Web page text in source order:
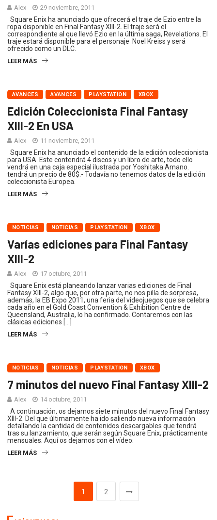
Alex 29 noviembre, 2011
Square Enix ha anunciado que ofrecerá el traje de Ezio entre la
ropa disponible en Final Fantasy XIII-2. El traje será el
correspondiente al que llevó Ezio en la última saga, Revelations. El
traje estará disponible para el personaje Noel Kreiss y será
ofrecido como un DLC.
LEER MÁS
AVANCES AVANCES PLAYSTATION XBOX
Edición Coleccionista Final Fantasy
XIII-2 En USA
Alex 11 noviembre, 2011
Square Enix ha anunciado el contenido de la edición coleccionista
para USA. Este contendrá 4 discos y un libro de arte, todo ello
vendrá en una caja especial ilustrada por Yoshitaka Amano.
tendrá un precio de 80$.- Todavía no tenemos datos de la edición
coleccionista Europea.
LEER MÁS
NOTICIAS NOTICIAS PLAYSTATION XBOX
Varías ediciones para Final Fantasy
XIII-2
Alex 17 octubre, 2011
Square Enix está planeando lanzar varias ediciones de Final
Fantasy XIII-2, algo que, por otra parte, no nos pilla de sorpresa,
además, la EB Expo 2011, una feria del videojuegos que se celebra
cada año en el Gold Coast Convention & Exhibition Centre de
Queensland, Australia, lo ha confirmado. Contaremos con las
clásicas ediciones […]
LEER MÁS
NOTICIAS NOTICIAS PLAYSTATION XBOX
7 minutos del nuevo Final Fantasy XIII-2
Alex 14 octubre, 2011
A continuación, os dejamos siete minutos del nuevo Final Fantasy
XIII-2. Del que últimamente ha ido saliendo nueva información
detallando la cantidad de contenidos descargables que tendrá
tras su lanzamiento, que serán según Square Enix, prácticamente
mensuales. Aquí os dejamos con el vídeo:
LEER MÁS
1 2